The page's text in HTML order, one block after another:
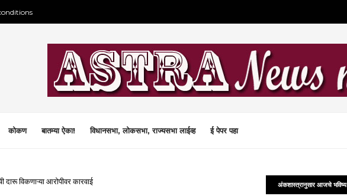
कोकण बातम्या ऐका! विधानसभा, लोकसभा, राज्यसभा लाईव्ह ई पेपर पहा
दारू विकणाऱ्या आरोपीवर कारवाई अंकशास्त्रानुसार आजचे भविष्य